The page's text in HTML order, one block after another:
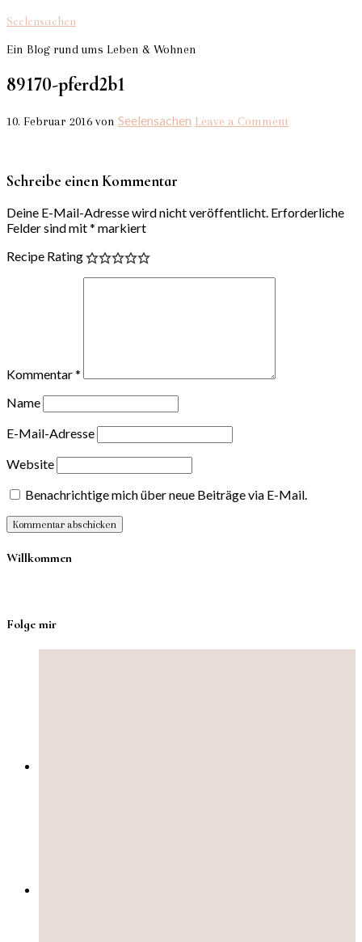
Seelensachen
Ein Blog rund ums Leben & Wohnen
89170-pferd2b1
10. Februar 2016 von Seelensachen Leave a Comment
Schreibe einen Kommentar
Deine E-Mail-Adresse wird nicht veröffentlicht. Erforderliche
Felder sind mit* markiert
Recipe Rating
Kommentar*
Name
E-Mail-Adresse
Website
Benachrichtige mich über neue Beiträge via E-Mail.
Willkommen
Folge mir